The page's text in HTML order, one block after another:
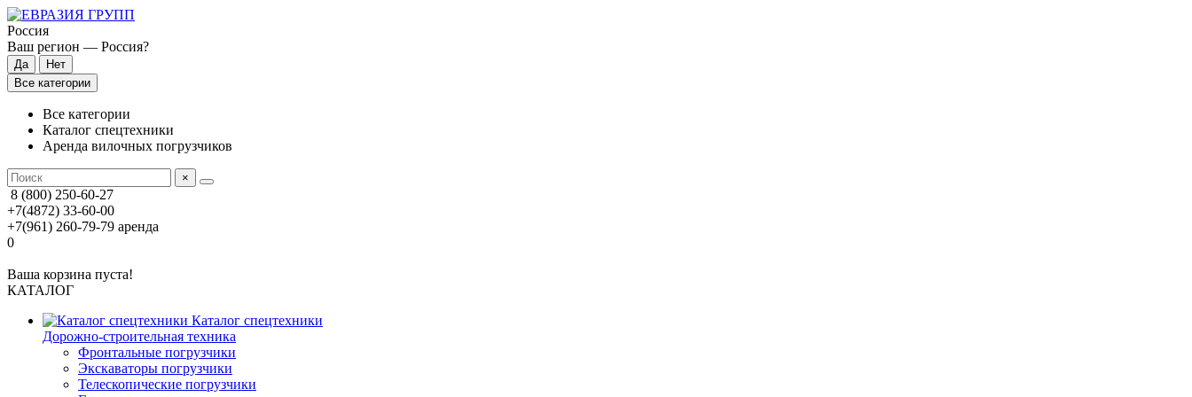
Россия
Ваш регион — Россия?
Все категории
Все категории
Каталог спецтехники
Аренда вилочных погрузчиков
×
8 (800) 250-60-27
+7(4872) 33-60-00
+7(961) 260-79-79 аренда
0
Ваша корзина пуста!
КАТАЛОГ
Каталог спецтехники
Дорожно-строительная техника
Фронтальные погрузчики
Экскаваторы погрузчики
Телескопические погрузчики